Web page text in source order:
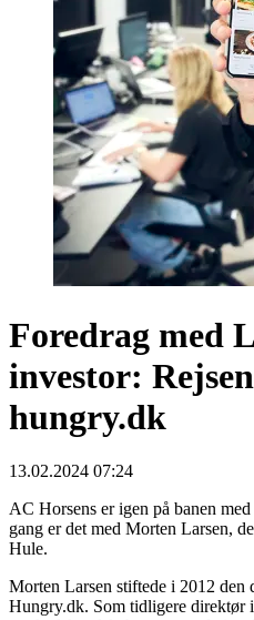
Foredrag med
investor:
hungry.dk
13.02.2024 07:24
AC Horsens er igen på banen
gang er det med Morten Larsen,
Hule.
Morten Larsen stiftede i 2012 den
Hungry.dk. Som tidligere direktør